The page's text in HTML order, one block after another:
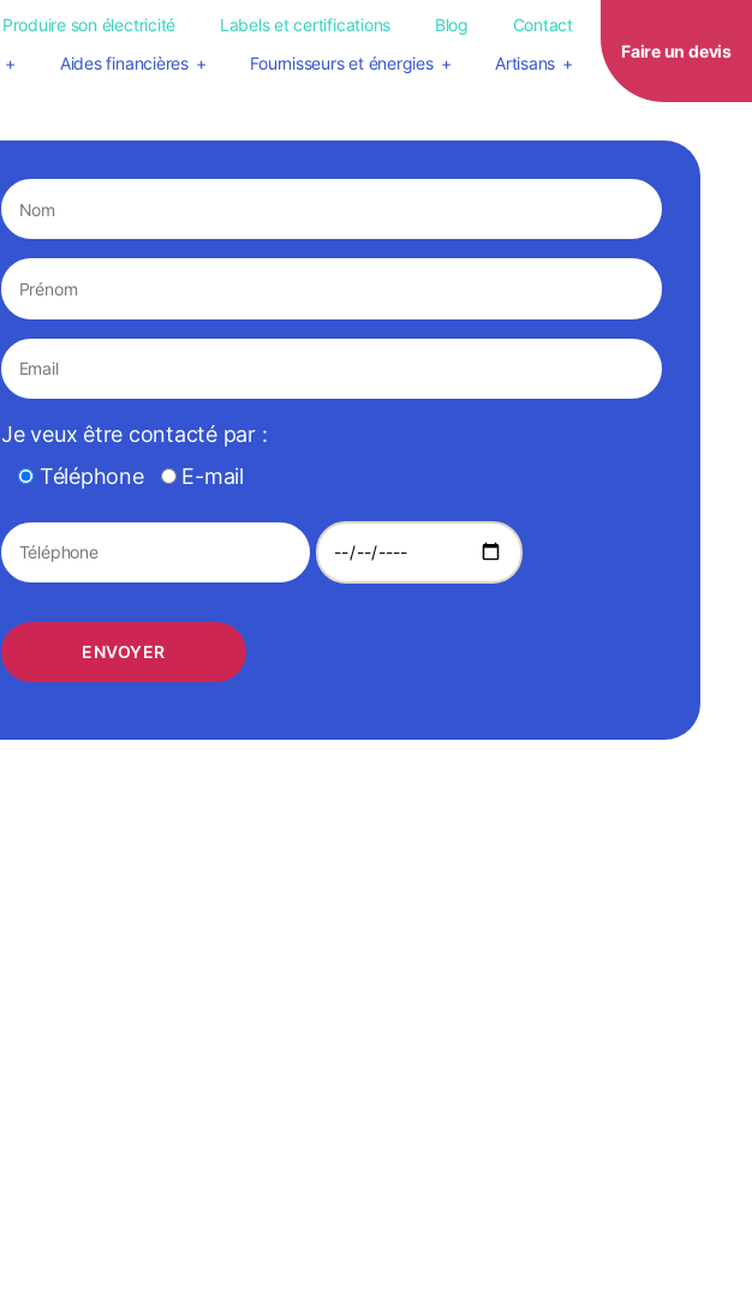
Produire son électricité Labels et certifications Blog
Contact
Aides financières Fournisseurs et énergies Artisans
Faire un devis
Je veux être contacté par :
Téléphone
E-mail